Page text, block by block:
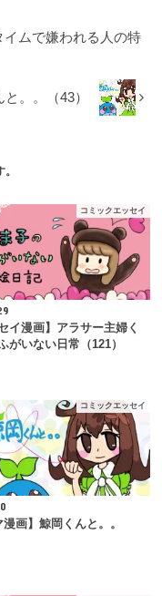
ムで嫌われる人の特
。。（43）
コミックエッセイ
イ漫画】アラサー主婦く
がいない日常（121）
コミックエッセイ
漫画】鯨岡くんと。。